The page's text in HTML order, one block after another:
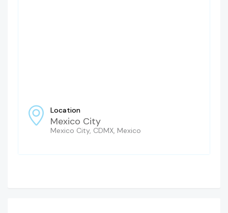
Location
Mexico City
Mexico City, CDMX, Mexico